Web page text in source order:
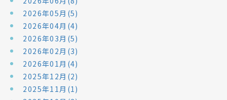
2026年05月(5)
2026年04月(4)
2026年03月(5)
2026年02月(3)
2026年01月(4)
2025年12月(2)
2025年11月(1)